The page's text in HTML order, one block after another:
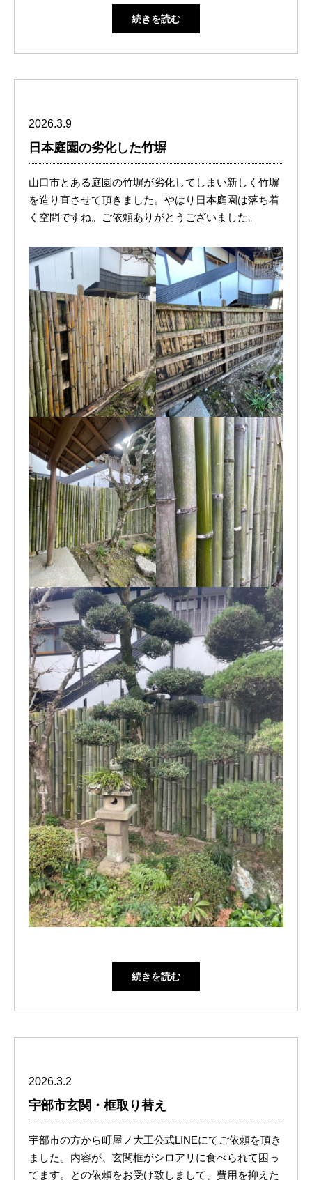
続きを読む
2026.3.9
日本庭園の劣化した竹塀
山口市とある庭園の竹塀が劣化してしまい新しく竹塀
を造り直させて頂きました。やはり日本庭園は落ち着
く空間ですね。ご依頼ありがとうございました。
続きを読む
2026.3.2
宇部市玄関・框取り替え
宇部市の方から町屋ノ大工公式LINEにてご依頼を頂き
ました。内容が、玄関框がシロアリに食べられて困っ
てます。との依頼をお受け致しまして、費用を抑えた